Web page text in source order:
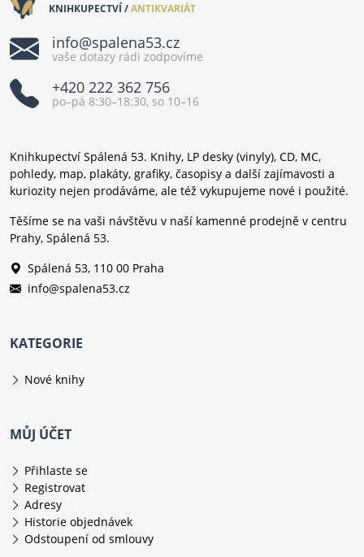
KNIHKUPECTVÍ /ANTIKVARIÁT
info@spalena53.cz
vaše dotazy rádi zodpovíme
+420 222 362 756
po–pá 8:30–18:30, so 10–16
Knihkupectví Spálená 53. Knihy, LP desky (vinyly), CD, MC,
pohledy, map, plakáty, grafiky, časopisy a další zajímavosti a
kuriozity nejen prodáváme, ale též vykupujeme nové i použité.
Těšíme se na vaši návštěvu v naší kamenné prodejně v centru
Prahy, Spálená 53.
Spálená 53, 110 00 Praha
info@spalena53.cz
KATEGORIE
Nové knihy
MŮJ ÚČET
Přihlaste se
Registrovat
Adresy
Historie objednávek
Odstoupení od smlouvy